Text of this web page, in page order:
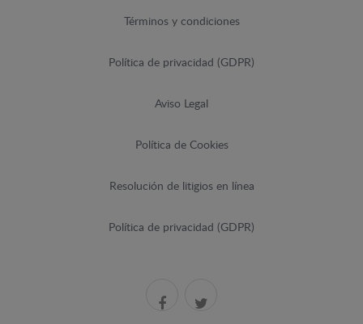
Términos y condiciones
Política de privacidad (GDPR)
Aviso Legal
Política de Cookies
Resolución de litigios en línea
Política de privacidad (GDPR)